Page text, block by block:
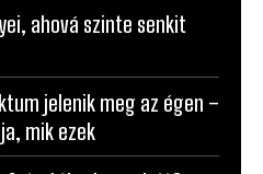
ahová szinte senkit
jelenik meg az égen –
mik ezek